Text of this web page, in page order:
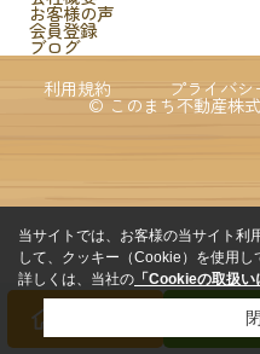
お客様の声
会員登録
ブログ
利用規約
プライバシ
© このまち不動産株
売り
当サイトでは、お客様の当サイト利
して、クッキー（Cookie）を使用し
詳しくは、当社の 「Cookieの取扱い